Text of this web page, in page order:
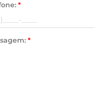
*
*